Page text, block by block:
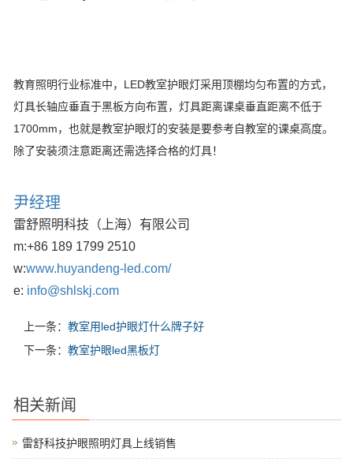
教育照明行业标准中，LED教室护眼灯采用顶棚均匀布置的方式，
灯具长轴应垂直于黑板方向布置，灯具距离课桌垂直距离不低于
1700mm，也就是教室护眼灯的安装是要参考自教室的课桌高度。
除了安装须注意距离还需选择合格的灯具！
尹经理
雷舒照明科技（上海）有限公司
m:+86 189 1799 2510
w:www.huyandeng-led.com/
e: info@shlskj.com
上一条： 教室用led护眼灯什么牌子好
下一条： 教室护眼led黑板灯
相关新闻
雷舒科技护眼照明灯具上线销售